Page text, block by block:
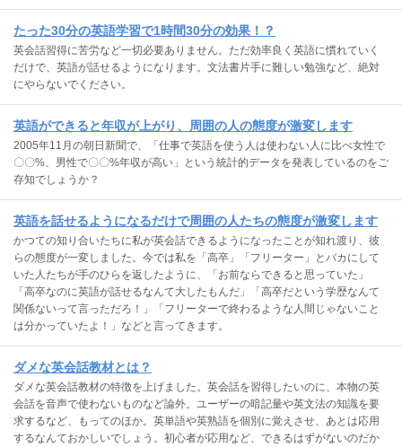
たった30分の英語学習で1時間30分の効果！？
英会話習得に苦労など一切必要ありません。ただ効率良く英語に慣れていく
だけで、英語が話せるようになります。文法書片手に難しい勉強など、絶対
にやらないでください。
英語ができると年収が上がり、周囲の人の態度が激変します
2005年11月の朝日新聞で、「仕事で英語を使う人は使わない人に比べ女性で
〇〇%、男性で〇〇%年収が高い」という統計的データを発表しているのをご
存知でしょうか？
英語を話せるようになるだけで周囲の人たちの態度が激変します
かつての知り合いたちに私が英会話できるようになったことが知れ渡り、彼
らの態度が一変しました。今では私を「高卒」「フリーター」とバカにして
いた人たちが手のひらを返したように、「お前ならできると思っていた」
「高卒なのに英語が話せるなんて大したもんだ」「高卒だという学歴なんて
関係ないって言っただろ！」「フリーターで終わるような人間じゃないこと
は分かっていたよ！」などと言ってきます。
ダメな英会話教材とは？
ダメな英会話教材の特徴を上げました。英会話を習得したいのに、本物の英
会話を音声で使わないものなど論外。ユーザーの暗記量や英文法の知識を要
求するなど、もってのほか。英単語や英熟語を個別に覚えさせ、あとは応用
するなんておかしいでしょう。初心者が応用など、できるはずがないのだか